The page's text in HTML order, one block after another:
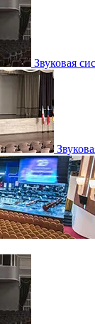
Звуковая